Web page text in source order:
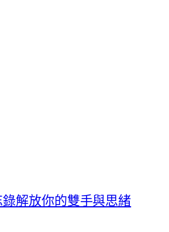
解放你的雙手與思緒